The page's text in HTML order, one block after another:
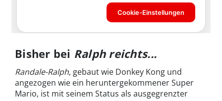
Bisher bei Ralph reichts...
Randale-Ralph, gebaut wie Donkey Kong und
angezogen wie ein heruntergekommener Super
Mario, ist mit seinem Status als ausgegrenzter